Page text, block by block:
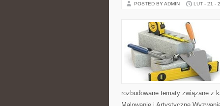
POSTED BY ADMIN LUT - 21 -
rozbudowane tematy związane z